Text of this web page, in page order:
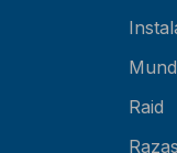
Raid